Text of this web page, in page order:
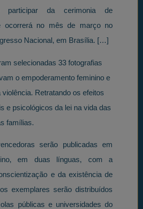
participar da cerimonia de
ocorrerá no mês de março no
Nacional, em Brasília. […]
selecionadas 33 fotografias
o empoderamento feminino e
Retratando os efeitos
e psicológicos da lei na vida das
famílias.
serão publicadas em
em duas línguas, com a
e da existência de
exemplares serão distribuídos
públicas e universidades do